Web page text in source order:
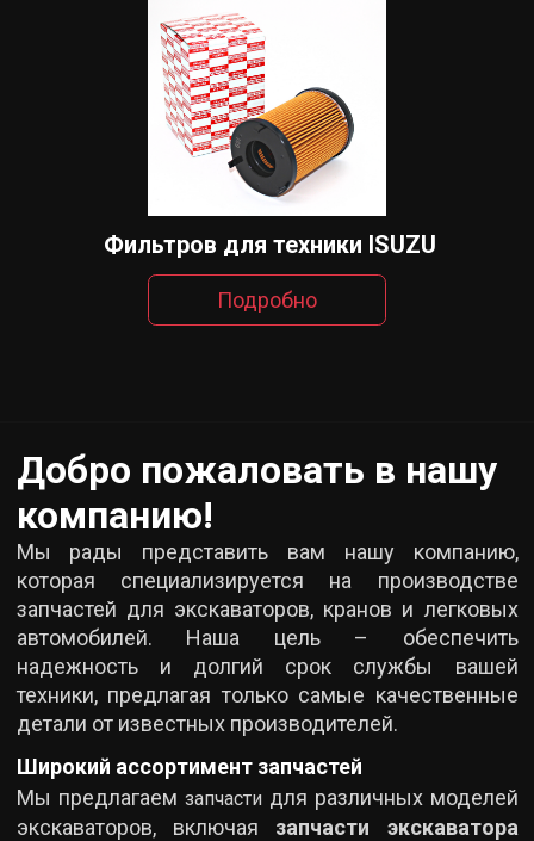
Фильтров для техники ISUZU
Подробно
Добро пожаловать в нашу
компанию!
Мы рады представить вам нашу компанию,
которая специализируется на производстве
запчастей для экскаваторов, кранов и легковых
автомобилей. Наша цель – обеспечить
надежность и долгий срок службы вашей
техники, предлагая только самые качественные
детали от известных производителей.
Широкий ассортимент запчастей
Мы предлагаем запчастидля различных моделей
экскаваторов, включая запчасти экскаватора